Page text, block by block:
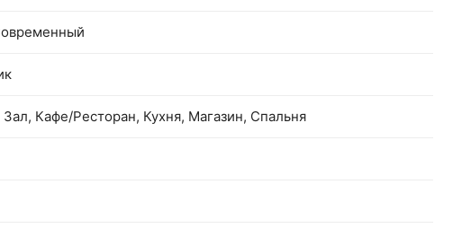
Зал, Кафе/Ресторан, Кухня, Магазин, Спальня